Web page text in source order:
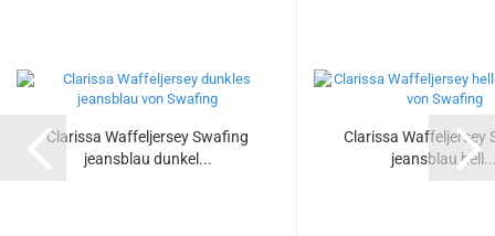
Clarissa Waffeljersey Swafing
jeansblau dunkel...
Clarissa Waffeljersey
jeansblau